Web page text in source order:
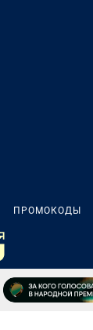
ПРОМОКОДЫ